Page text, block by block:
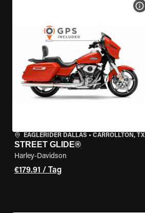
EAGLERIDER DALLAS • CARROLLTON, TX
STREET GLIDE®
Harley-Davidson
€179.91 / Tag